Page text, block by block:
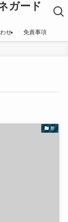
ガード
せ 免責事項
酢